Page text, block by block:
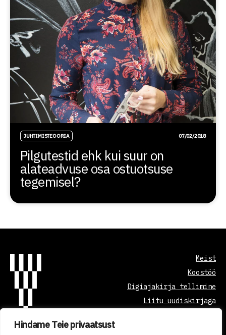
Hindame Teie privaatsust
JUHTIMISTEOORIA 07/02/2018
Pilgutestid ehk kui suur on
alateadvuse osa ostuotsuse
tegemisel?
Meist
Koostöö
Digiajakirja tellimine
Liitu uudiskirjaga